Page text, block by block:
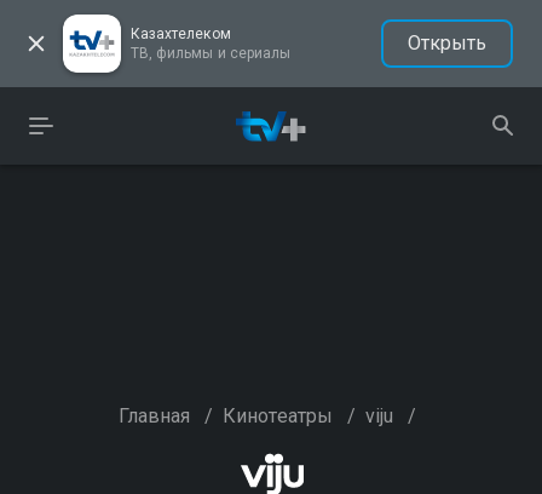
Казахтелеком
ТВ, фильмы и сериалы
Открыть
Главная / Кинотеатры / viju /